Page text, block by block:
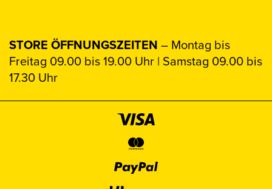
STORE ÖFFNUNGSZEITEN – Montag bis
Freitag 09.00 bis 19.00 Uhr | Samstag 09.00 bis
17.30 Uhr